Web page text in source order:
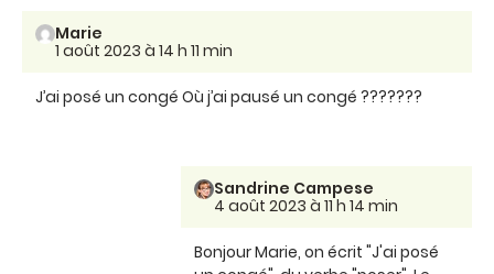
Marie
1 août 2023 à 14 h 11 min
J’ai posé un congé Où j’ai pausé un congé ???????
Sandrine Campese
4 août 2023 à 11 h 14 min
Bonjour Marie, on écrit "J'ai posé